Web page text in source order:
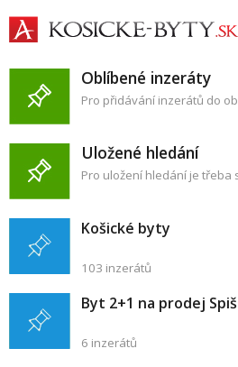
Oblíbené inzeráty
Pro přidávání inzerátů do
Uložené hledání
Pro uložení hledání je třeba
Košické byty
103 inzerátů
Byt 2+1 na prodej
6 inzerátů